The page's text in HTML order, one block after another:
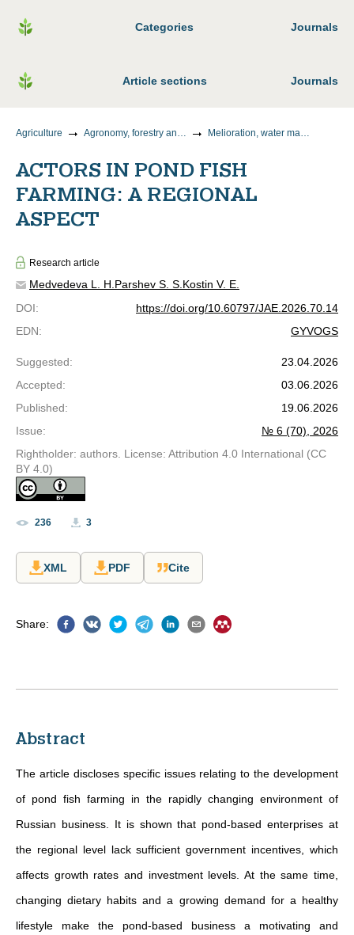
Categories Journals
Article sections Journals
Agriculture Agronomy, forestry and water management Melioration, water management and agrophysics
ACTORS IN POND FISH
FARMING: A REGIONAL
ASPECT
Research article
Medvedeva L. Н. Parshev S. S. Kostin V. E.
DOI:
https://doi.org/10.60797/JAE.2026.70.14
EDN: GYVOGS
Suggested:
23.04.2026
Accepted:
03.06.2026
Published:
19.06.2026
Issue:
№ 6 (70), 2026
Rightholder: authors. License: Attribution 4.0 International (CC
BY 4.0)
236 3
XML PDF Cite
Share:
Abstract
The article discloses specific issues relating to the development
of pond fish farming in the rapidly changing environment of
Russian business. It is shown that pond-based enterprises at
the regional level lack sufficient government incentives, which
affects growth rates and investment levels. At the same time,
changing dietary habits and a growing demand for a healthy
lifestyle make the pond-based business a motivating and